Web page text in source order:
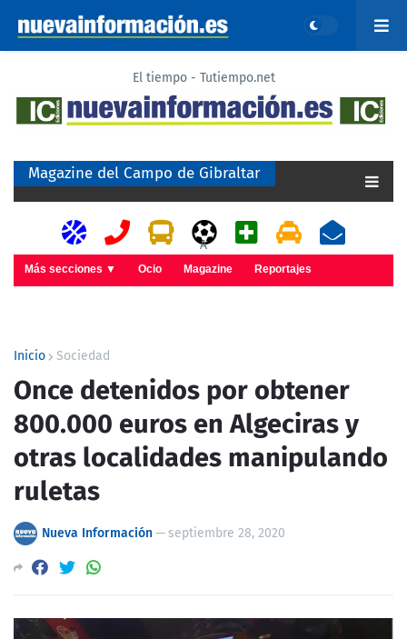
El tiempo - Tutiempo.net
Magazine del Campo de Gibraltar
A
Más secciones ▼ Ocio Magazine Reportajes
Inicio Sociedad
Once detenidos por obtener
800.000 euros en Algeciras y
otras localidades manipulando
ruletas
Nueva Información— septiembre 28, 2020